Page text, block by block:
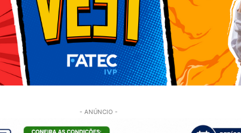
- ANÚNCIO -